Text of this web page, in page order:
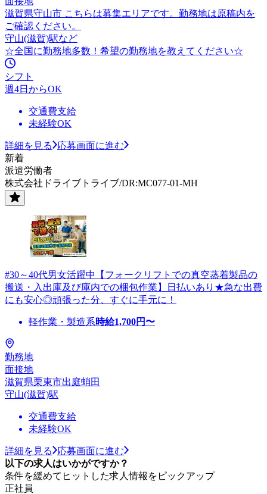
滋賀県守山市 こちらは募集エリアです。勤務地は原稿内を
ご確認ください。
守山(滋賀)駅など
☆全国に勤務地多数！希望の勤務地を教えてください☆
シフト
週4日からOK
交通費支給
未経験OK
詳細を見る
応募画面に進む
新着
派遣労働者
株式会社ドライブトライブ/DR:MC077-01-MH
#30～40代男女活躍中【フォークリフトでの真空蒸着製品の
搬送・入出庫及び庫内での梱包作業】日払いあり★急な出費
にも安心◎頑張った分、すぐに手元に！
軽作業・製造系時給1,700円〜
勤務地
面接地
滋賀県栗東市出庭蛸田
守山(滋賀)駅
交通費支給
未経験OK
詳細を見る
応募画面に進む
以下の求人はいかがですか？
条件を緩めてヒットした求人情報をピックアップ
正社員